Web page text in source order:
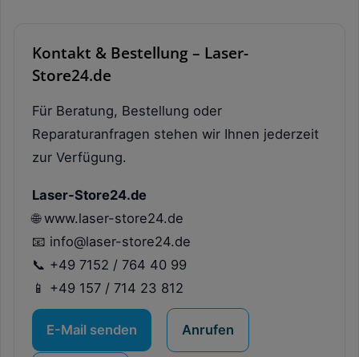
Kontakt & Bestellung – Laser-
Store24.de
Für Beratung, Bestellung oder
Reparaturanfragen stehen wir Ihnen jederzeit
zur Verfügung.
Laser-Store24.de
🌐 www.laser-store24.de
📧 info@laser-store24.de
📞 +49 7152 / 764 40 99
📱 +49 157 / 714 23 812
E-Mail senden Anrufen